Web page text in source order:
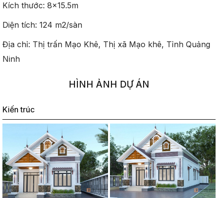
Kích thước: 8×15.5m
Diện tích: 124 m2/sàn
Địa chỉ: Thị trấn Mạo Khê, Thị xã Mạo khê, Tỉnh Quảng
Ninh
HÌNH ẢNH DỰ ÁN
Kiến trúc